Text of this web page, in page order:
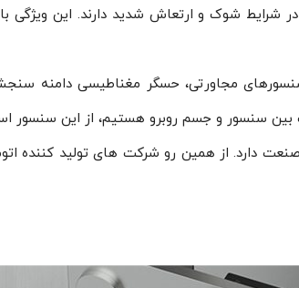
شرایط شوک و ارتعاش شدید دارند. این
مجاورتی، حسگر مغناطیسی دامنه
سنسور و جسم روبرو هستیم، از این سنسور
دارد. از همین رو شرکت های تولید کننده